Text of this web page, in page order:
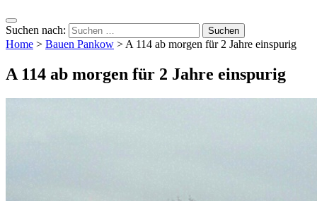
Suchen nach:
Home > Bauen Pankow >A 114 ab morgen für 2 Jahre einspurig
A 114 ab morgen für 2 Jahre einspurig